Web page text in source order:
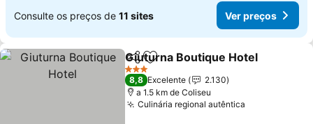
Consulte os preços de 11 sites Ver preços
PartilharAdicionar aos favoritos
Giuturna Boutique Hotel
3 Estrelas
8,8 Excelente
2.130
a 1.5 km de Coliseu
Culinária regional autêntica